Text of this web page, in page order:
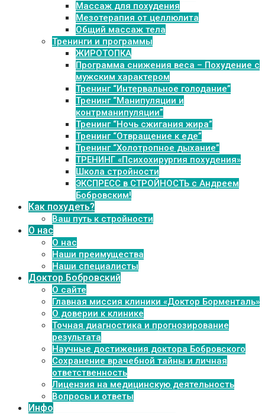
Массаж для похудения
Мезотерапия от целлюлита
Общий массаж тела
Тренинги и программы
ЖИРОТОПКА
Программа снижения веса – Похудение с
мужским характером
Тренинг “Интервальное голодание”
Тренинг “Манипуляции и
контрманипуляции”
Тренинг “Ночь сжигания жира”
Тренинг “Отвращение к еде”
Тренинг “Холотропное дыхание”
ТРЕНИНГ «Психохирургия похудения»
Школа стройности
ЭКСПРЕСС в СТРОЙНОСТЬ с Андреем
Бобровским!
Как похудеть?
Ваш путь к стройности
О нас
О нас
Наши преимущества
Наши специалисты
Доктор Бобровский
О сайте
Главная миссия клиники «Доктор Борменталь»
О доверии к клинике
Точная диагностика и прогнозирование
результата
Научные достижения доктора Бобровского
Сохранение врачебной тайны и личная
ответственность
Лицензия на медицинскую деятельность
Вопросы и ответы
Инфо